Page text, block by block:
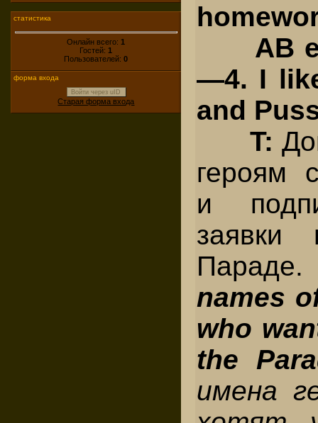
статистика
Онлайн всего: 1
Гостей: 1
Пользователей:0
форма входа
Войти через uID
Старая форма входа
АВ
—4. I
and
T:
героям
и
заявки
names
who
the
имена